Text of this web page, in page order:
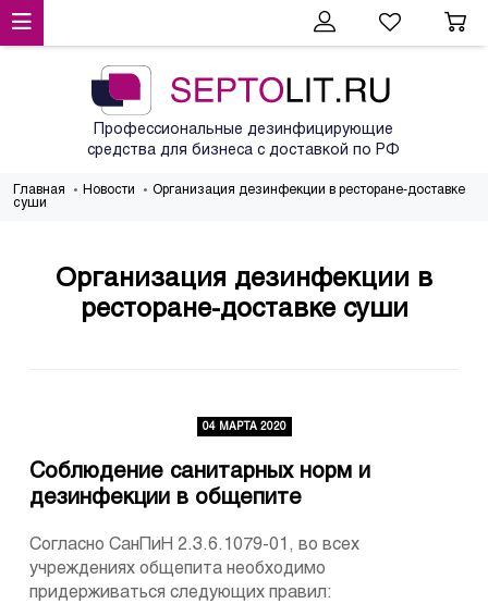
Профессиональные дезинфицирующие
средства для бизнеса с доставкой по РФ
Главная Новости
Организация дезинфекции в ресторане-доставке
суши
Организация дезинфекции в
ресторане-доставке суши
04 МАРТА 2020
Соблюдение санитарных норм и
дезинфекции в общепите
Согласно СанПиН 2.3.6.1079-01, во всех
учреждениях общепита необходимо
придерживаться следующих правил: